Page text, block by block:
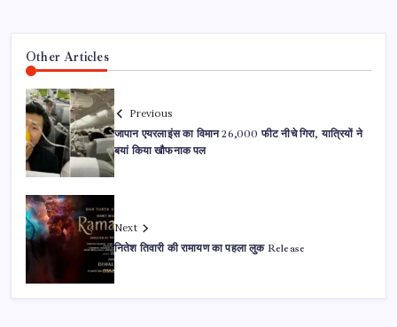
Other Articles
Previous
जापान एयरलाइंस का विमान 26,000 फीट नीचे गिरा, यात्रियों ने
बयां किया खौफनाक पल
Next
नितेश तिवारी की रामायण का पहला लुक Release